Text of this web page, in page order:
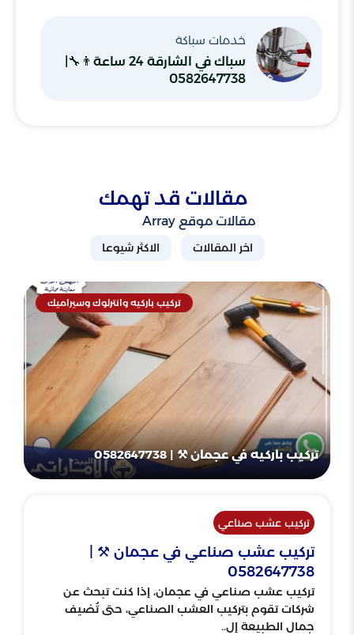
خدمات سباكة
سباك في الشارقة 24 ساعة👨‍🔧|
0582647738
مقالات قد تهمك
مقالات موقع Array
اخر المقالات الاكثر شيوعا
تركيب باركيه وانترلوك وسيراميك
تركيب باركيه في عجمان ⚒ | 0582647738
تركيب عشب صناعي
تركيب عشب صناعي في عجمان ⚒ |
0582647738
تركيب عشب صناعي في عجمان، إذا كنت تبحث عن
شركات تقوم بتركيب العشب الصناعي، حتى تُضيف
جمال الطبيعة إل..